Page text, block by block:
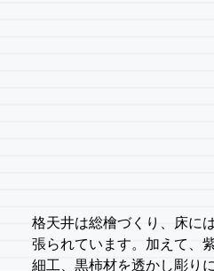
格天井は総檜づくり、床に
張られています。加えて、
細工、黒柿材を透かし彫り